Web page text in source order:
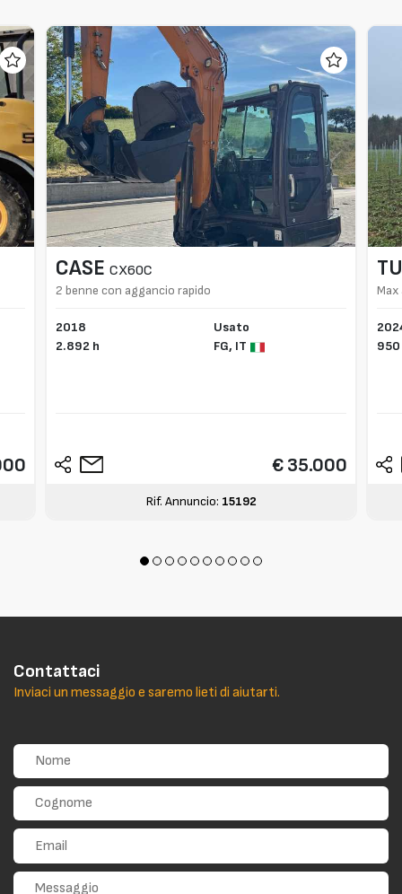
CASE CX60C
2 benne con aggancio rapido
2018
2.892 h
Usato
FG, IT
€ 35.000
Rif. Annuncio: 15192
950
Contattaci
Inviaci un messaggio e saremo lieti di aiutarti.